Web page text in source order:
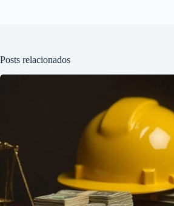
Posts relacionados